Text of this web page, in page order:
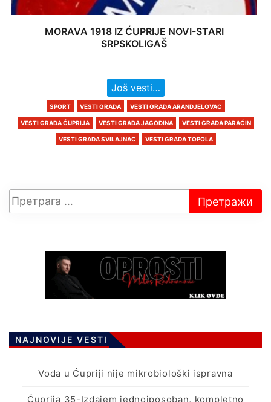
MORAVA 1918 IZ ĆUPRIJE NOVI-STARI
SRPSKOLIGAŠ
Još vesti…
SPORT VESTI GRADA VESTI GRADA ARANDJELOVAC
VESTI GRADA ĆUPRIJA VESTI GRADA JAGODINA VESTI GRADA PARAĆIN
VESTI GRADA SVILAJNAC VESTI GRADA TOPOLA
NAJNOVIJE VESTI
Voda u Ćupriji nije mikrobiološki ispravna
Ćuprija 35-Izdajem jednoiposoban, kompletno